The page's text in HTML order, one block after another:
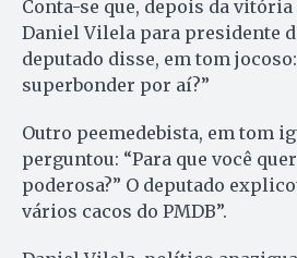
Conta-se que, depois da
Daniel Vilela para presidente
deputado disse, em tom
superbonder por aí?”
Outro peemedebista, em tom
perguntou: “Para que você
poderosa?” O deputado
vários cacos do PMDB”.